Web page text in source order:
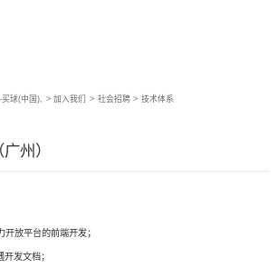
球(中国), > 加入我们 > 社会招聘 > 技术体系
州）
放平台的前端开发；
发文档；